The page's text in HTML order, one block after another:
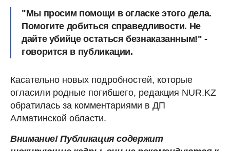
"Мы просим помощи в огласке этого дела.
Помогите добиться справедливости. Не
дайте убийце остаться безнаказанным!" -
говорится в публикации.
Касательно новых подробностей, которые
огласили родные погибшего, редакция NUR.KZ
обратилась за комментариями в ДП
Алматинской области.
Внимание! Публикация содержит